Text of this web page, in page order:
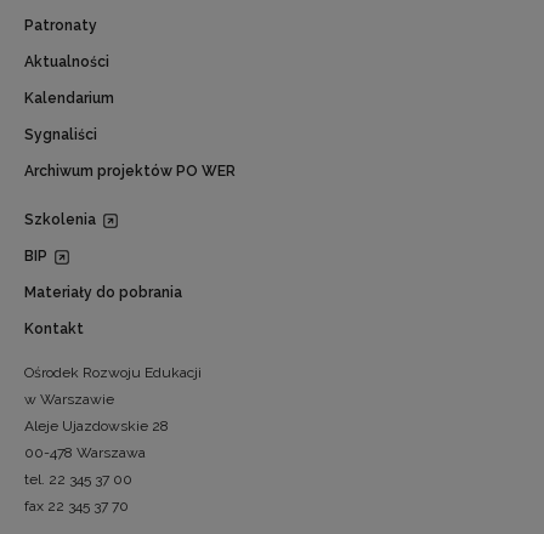
Patronaty
Aktualności
Kalendarium
Sygnaliści
Archiwum projektów PO WER
Szkolenia
BIP
Materiały do pobrania
Kontakt
Ośrodek Rozwoju Edukacji
w Warszawie
Aleje Ujazdowskie 28
00-478 Warszawa
tel. 22 345 37 00
fax 22 345 37 70